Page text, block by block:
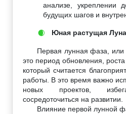
анализе, укреплении
будущих шагов и
🌒 Юная растущая
Первая лунная фаза,
это период обновления,
который считается
работы. В это время важно
новых проектов,
сосредоточиться на развитии.
Влияние первой лунной